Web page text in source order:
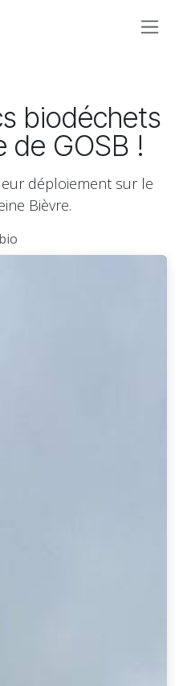
biodéchets
de GOSB !
déploiement sur le
Bièvre.